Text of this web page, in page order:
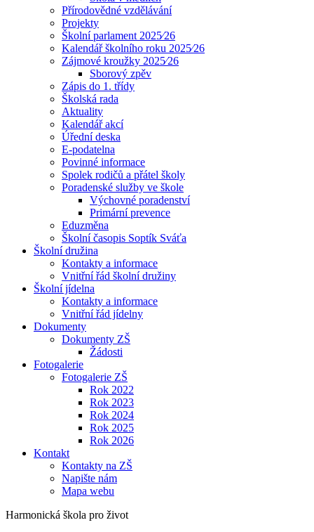
Přírodovědné vzdělávání
Projekty
Školní parlament 2025⁄26
Kalendář školního roku 2025⁄26
Zájmové kroužky 2025⁄26
Sborový zpěv
Zápis do 1. třídy
Školská rada
Aktuality
Kalendář akcí
Úřední deska
E-podatelna
Povinné informace
Spolek rodičů a přátel školy
Poradenské služby ve škole
Výchovné poradenství
Primární prevence
Eduzměna
Školní časopis Soptík Sváťa
Školní družina
Kontakty a informace
Vnitřní řád školní družiny
Školní jídelna
Kontakty a informace
Vnitřní řád jídelny
Dokumenty
Dokumenty ZŠ
Žádosti
Fotogalerie
Fotogalerie ZŠ
Rok 2022
Rok 2023
Rok 2024
Rok 2025
Rok 2026
Kontakt
Kontakty na ZŠ
Napište nám
Mapa webu
Harmonická škola pro život